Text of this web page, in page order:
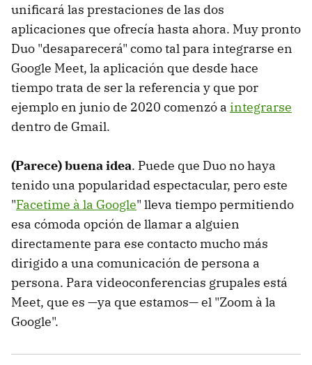
unificará las prestaciones de las dos
aplicaciones que ofrecía hasta ahora. Muy pronto
Duo "desaparecerá" como tal para integrarse en
Google Meet, la aplicación que desde hace
tiempo trata de ser la referencia y que por
ejemplo en junio de 2020 comenzó a integrarse
dentro de Gmail.
(Parece) buena idea. Puede que Duo no haya
tenido una popularidad espectacular, pero este
"Facetime à la Google" lleva tiempo permitiendo
esa cómoda opción de llamar a alguien
directamente para ese contacto mucho más
dirigido a una comunicación de persona a
persona. Para videoconferencias grupales está
Meet, que es —ya que estamos— el "Zoom à la
Google".